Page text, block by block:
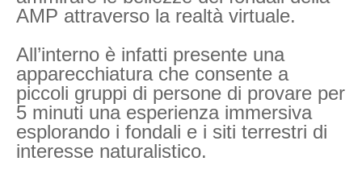
AMP attraverso la realtà virtuale.
All’interno è infatti presente una
apparecchiatura che consente a
piccoli gruppi di persone di provare per
5 minuti una esperienza immersiva
esplorando i fondali e i siti terrestri di
interesse naturalistico.